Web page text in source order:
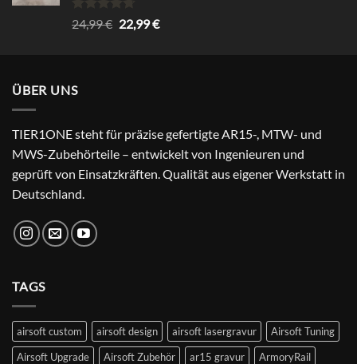
Bewertet
mit
24,99€ Ursprünglicher
22,99€Aktueller
ÜBER UNS
TIER1ONE steht für präzise gefertigte AR15-, MTW- und
MWS-Zubehörteile – entwickelt von Ingenieuren und
geprüft von Einsatzkräften. Qualität aus eigener Werkstatt in
Deutschland.
TAGS
airsoft custom airsoft design airsoft lasergravur
Airsoft Tuning
Airsoft Upgrade
Airsoft Zubehör ar15 gravur
ArmoryRail